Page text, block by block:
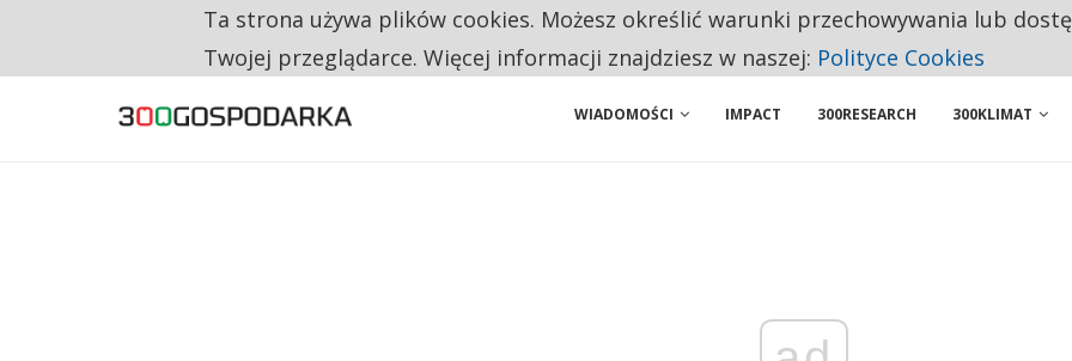
TRZECH NA CZTERECH PONOWNIE ZAŁOŻYŁOBY WŁASNĄ FIRMĘ. INNYM JUŻ TAK ŁATWO JEJ NIE POLECAJĄ
WIADOMOŚCI IMPACT 300RESEARCH 300KLIMAT
Ta strona używa plików cookies. Możesz określić warunki przechowywania lub
Twojej przeglądarce. Więcej informacji znajdziesz w naszej: Polityce Cookies